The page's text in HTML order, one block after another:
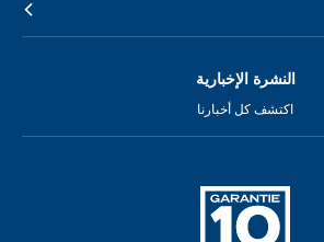
النشرة الإخبارية
اكتشف كل أخبارنا